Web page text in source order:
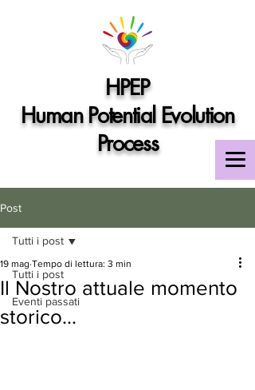
HPEP
Human Potential Evolution
Process
Post
Tutti i post
Eventi passati
Tutti i post
Il Nostro attuale momento
storico...
19 mag Tempo di lettura: 3 min